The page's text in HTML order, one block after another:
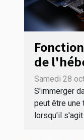
de
Samedi 28
S'immerger
peut être une
lorsqu'il s'agit